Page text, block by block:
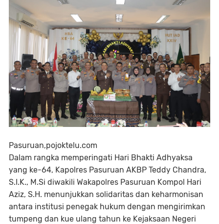
Pasuruan,pojoktelu.com
Dalam rangka memperingati Hari Bhakti Adhyaksa
yang ke-64, Kapolres Pasuruan AKBP Teddy Chandra,
S.I.K., M.Si diwakili Wakapolres Pasuruan Kompol Hari
Aziz, S.H. menunjukkan solidaritas dan keharmonisan
antara institusi penegak hukum dengan mengirimkan
tumpeng dan kue ulang tahun ke Kejaksaan Negeri